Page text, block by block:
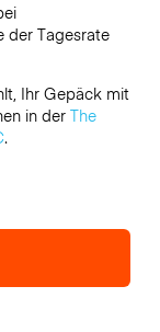
der Tagesrate
Ihr Gepäck mit
in der The
.